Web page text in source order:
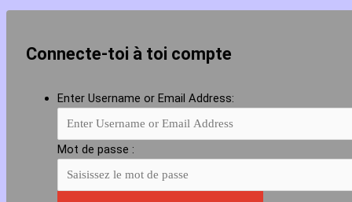
Connecte-toi à toi compte
Enter Username or Email Address:
Mot de passe :